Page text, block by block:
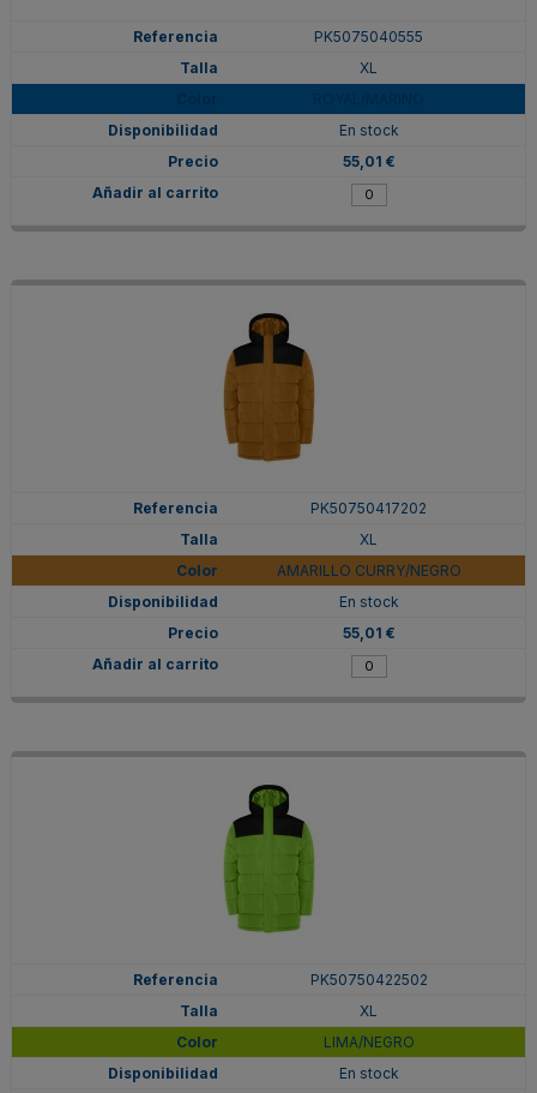
PK5075040555
XL
En stock
55,01 €
PK50750417202
XL
AMARILLO CURRY/NEGRO
En stock
55,01 €
PK50750422502
XL
LIMA/NEGRO
En stock